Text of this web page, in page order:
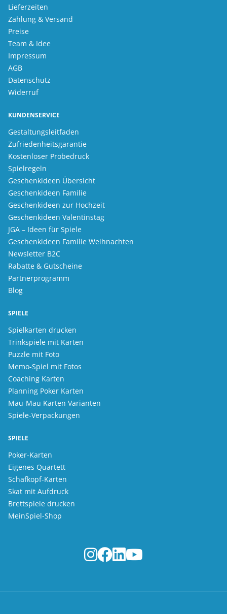
Lieferzeiten
Zahlung & Versand
Preise
Team & Idee
Impressum
AGB
Datenschutz
Widerruf
KUNDENSERVICE
Gestaltungsleitfaden
Zufriedenheitsgarantie
Kostenloser Probedruck
Spielregeln
Geschenkideen Übersicht
Geschenkideen Familie
Geschenkideen zur Hochzeit
Geschenkideen Valentinstag
JGA – Ideen für Spiele
Geschenkideen Familie Weihnachten
Newsletter B2C
Rabatte & Gutscheine
Partnerprogramm
Blog
SPIELE
Spielkarten drucken
Trinkspiele mit Karten
Puzzle mit Foto
Memo-Spiel mit Fotos
Coaching Karten
Planning Poker Karten
Mau-Mau Karten Varianten
Spiele-Verpackungen
SPIELE
Poker-Karten
Eigenes Quartett
Schafkopf-Karten
Skat mit Aufdruck
Brettspiele drucken
MeinSpiel-Shop